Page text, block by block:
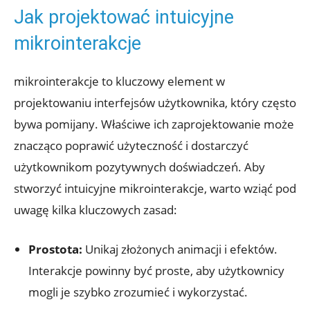
Jak projektować intuicyjne
mikrointerakcje
mikrointerakcje to kluczowy element w
projektowaniu interfejsów użytkownika, który często
bywa pomijany. Właściwe ich zaprojektowanie może
znacząco poprawić użyteczność i dostarczyć
użytkownikom pozytywnych doświadczeń. Aby
stworzyć intuicyjne mikrointerakcje, warto wziąć pod
uwagę kilka kluczowych zasad:
Prostota: Unikaj złożonych animacji i efektów.
Interakcje powinny być proste, aby użytkownicy
mogli je szybko zrozumieć i wykorzystać.